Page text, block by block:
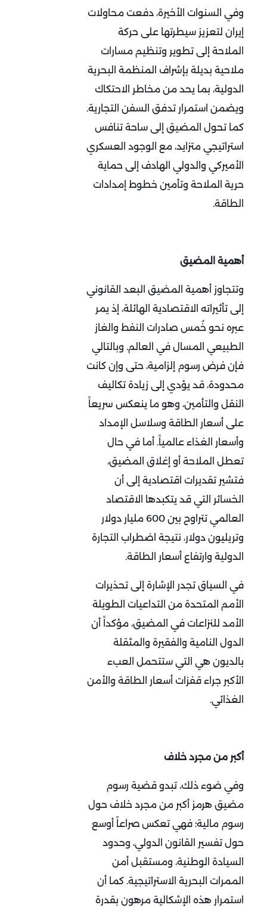
وفي السنوات الأخيرة، دفعت محاولات
إيران لتعزيز سيطرتها على حركة
الملاحة إلى تطوير وتنظيم مسارات
ملاحية بديلة بإشراف المنظمة البحرية
الدولية، بما يحد من مخاطر الاحتكاك
ويضمن استمرار تدفق السفن التجارية.
كما تحول المضيق إلى ساحة تنافس
استراتيجي متزايد، مع الوجود العسكري
الأميركي والدولي الهادف إلى حماية
حرية الملاحة وتأمين خطوط إمدادات
الطاقة.
أهمية المضيق
وتتجاوز أهمية المضيق البعد القانوني
إلى تأثيراته الاقتصادية الهائلة، إذ يمر
عبره نحو خُمس صادرات النفط والغاز
الطبيعي المسال في العالم. وبالتالي
فإن فرض رسوم إلزامية، حتى وإن كانت
محدودة، قد يؤدي إلى زيادة تكاليف
النقل والتأمين، وهو ما ينعكس سريعاً
على أسعار الطاقة وسلاسل الإمداد
وأسعار الغذاء عالمياً. أما في حال
تعطل الملاحة أو إغلاق المضيق،
فتشير تقديرات اقتصادية إلى أن
الخسائر التي قد يتكبدها الاقتصاد
العالمي تتراوح بين 600 مليار دولار
وتريليون دولار، نتيجة اضطراب التجارة
الدولية وارتفاع أسعار الطاقة.
في السياق تجدر الإشارة إلى تحذيرات
الأمم المتحدة من التداعيات الطويلة
الأمد للنزاعات في المضيق، مؤكداً أن
الدول النامية والفقيرة والمثقلة
بالديون هي التي ستتحمل العبء
الأكبر جراء قفزات أسعار الطاقة والأمن
الغذائي.
أكبر من مجرد خلاف
وفي ضوء ذلك، تبدو قضية رسوم
مضيق هرمز أكبر من مجرد خلاف حول
رسوم مالية؛ فهي تعكس صراعاً أوسع
حول تفسير القانون الدولي، وحدود
السيادة الوطنية، ومستقبل أمن
الممرات البحرية الاستراتيجية. كما أن
استمرار هذه الإشكالية مرهون بقدرة